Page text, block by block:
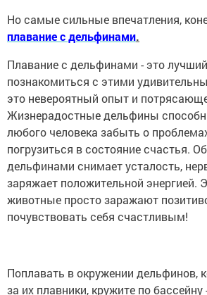
Но самые сильные впечатления,
плавание с дельфинами.
Плавание с дельфинами - это
познакомиться с этими
это невероятный опыт и
Жизнерадостные дельфины
любого человека забыть о
погрузиться в состояние счастья.
дельфинами снимает усталость,
заряжает положительной энергией.
животные просто заражают
почувствовать себя счастливым!
Поплавать в окружении дельфинов,
за их плавники, кружите по